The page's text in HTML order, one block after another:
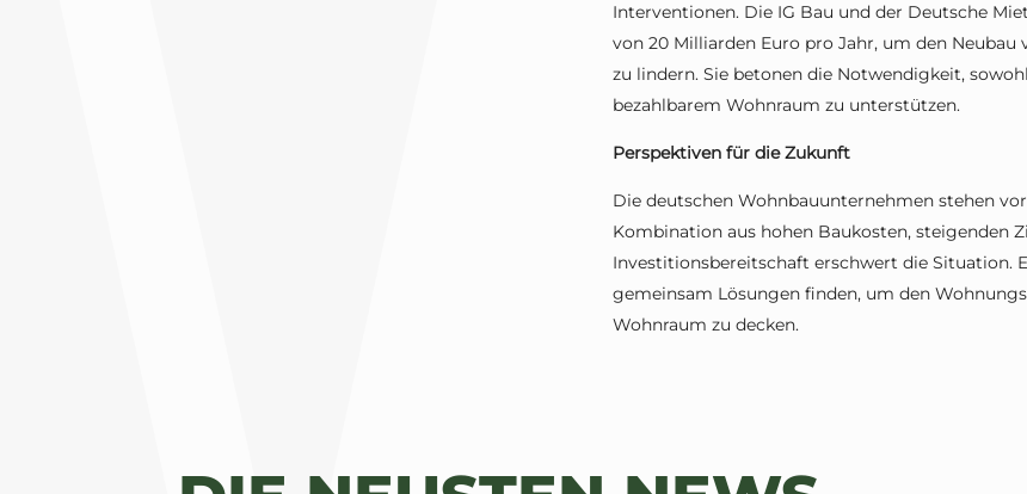
Interventionen. Die IG Bau und der Deutsche
von 20 Milliarden Euro pro Jahr, um den
zu lindern. Sie betonen die Notwendigkeit,
bezahlbarem Wohnraum zu unterstützen.
Perspektiven für die Zukunft
Die deutschen Wohnbauunternehmen stehen
Kombination aus hohen Baukosten, steigenden
Investitionsbereitschaft erschwert die Situation.
gemeinsam Lösungen finden, um den
Wohnraum zu decken.